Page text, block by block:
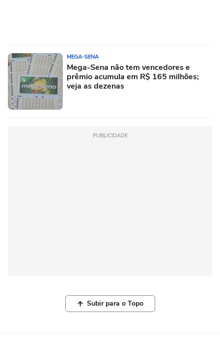
MEGA-SENA
Mega-Sena não tem vencedores e
prêmio acumula em R$ 165 milhões;
veja as dezenas
PUBLICIDADE
Subir para o Topo